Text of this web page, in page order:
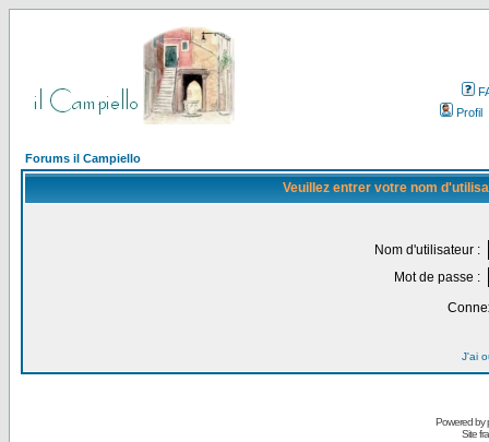
Profil
Forums il Campiello
Veuillez entrer votre nom
Nom d'utilisateur :
Mot de passe :
J'ai
Powered by
Site